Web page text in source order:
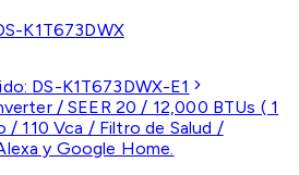
K1T673DWX
DS-K1T673DWX-E1